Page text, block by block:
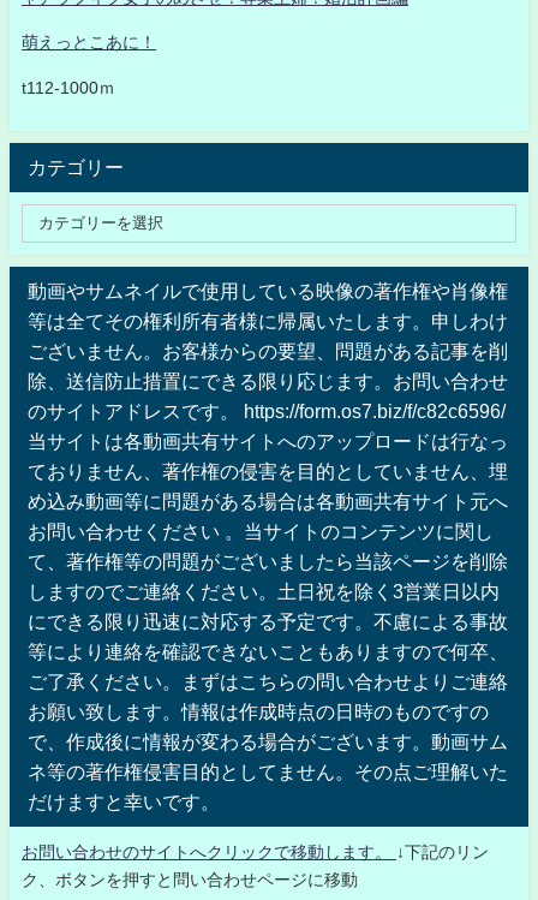
萌えっとこあに！
t112-1000ｍ
カテゴリー
動画やサムネイルで使用している映像の著作権や肖像権
等は全てその権利所有者様に帰属いたします。申しわけ
ございません。お客様からの要望、問題がある記事を削
除、送信防止措置にできる限り応じます。お問い合わせ
のサイトアドレスです。 https://form.os7.biz/f/c82c6596/
当サイトは各動画共有サイトへのアップロードは行なっ
ておりません、著作権の侵害を目的としていません、埋
め込み動画等に問題がある場合は各動画共有サイト元へ
お問い合わせください 。当サイトのコンテンツに関し
て、著作権等の問題がございましたら当該ページを削除
しますのでご連絡ください。土日祝を除く3営業日以内
にできる限り迅速に対応する予定です。不慮による事故
等により連絡を確認できないこともありますので何卒、
ご了承ください。まずはこちらの問い合わせよりご連絡
お願い致します。情報は作成時点の日時のものですの
で、作成後に情報が変わる場合がございます。動画サム
ネ等の著作権侵害目的としてません。その点ご理解いた
だけますと幸いです。
お問い合わせのサイトへクリックで移動します。
↓下記のリン
ク、ボタンを押すと問い合わせページに移動